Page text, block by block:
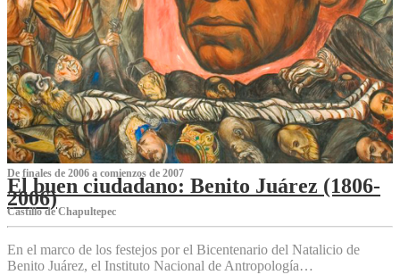
De finales de 2006 a comienzos de 2007
El buen ciudadano: Benito Juárez (1806-
2006)
Castillo de Chapultepec
En el marco de los festejos por el Bicentenario del Natalicio de
Benito Juárez, el Instituto Nacional de Antropología…